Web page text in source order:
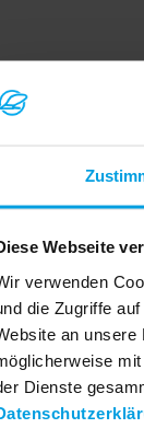
Webseite
verwenden
die Zugriffe
an unsere
Dienste